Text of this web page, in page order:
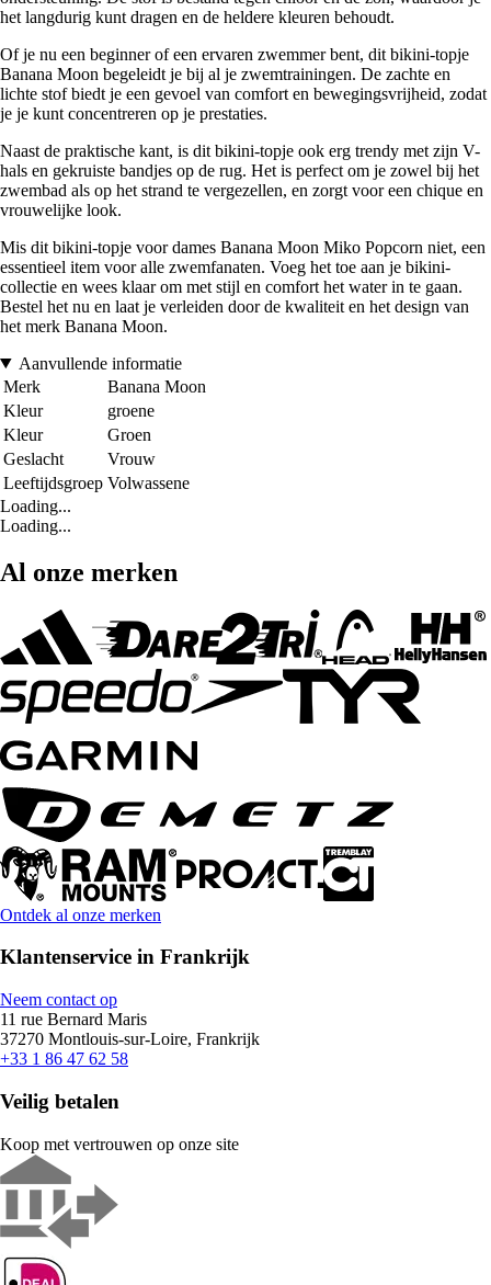
het langdurig kunt dragen en de heldere kleuren behoudt.
Of je nu een beginner of een ervaren zwemmer bent, dit bikini-topje
Banana Moon begeleidt je bij al je zwemtrainingen. De zachte en
lichte stof biedt je een gevoel van comfort en bewegingsvrijheid, zodat
je je kunt concentreren op je prestaties.
Naast de praktische kant, is dit bikini-topje ook erg trendy met zijn V-
hals en gekruiste bandjes op de rug. Het is perfect om je zowel bij het
zwembad als op het strand te vergezellen, en zorgt voor een chique en
vrouwelijke look.
Mis dit bikini-topje voor dames Banana Moon Miko Popcorn niet, een
essentieel item voor alle zwemfanaten. Voeg het toe aan je bikini-
collectie en wees klaar om met stijl en comfort het water in te gaan.
Bestel het nu en laat je verleiden door de kwaliteit en het design van
het merk Banana Moon.
Aanvullende informatie
Merk
Banana Moon
Kleur
groene
Kleur
Groen
Geslacht
Vrouw
Leeftijdsgroep Volwassene
Loading...
Loading...
Al onze merken
Ontdek al onze merken
Klantenservice in Frankrijk
Neem contact op
11 rue Bernard Maris
37270 Montlouis-sur-Loire, Frankrijk
+33 1 86 47 62 58
Veilig betalen
Koop met vertrouwen op onze site